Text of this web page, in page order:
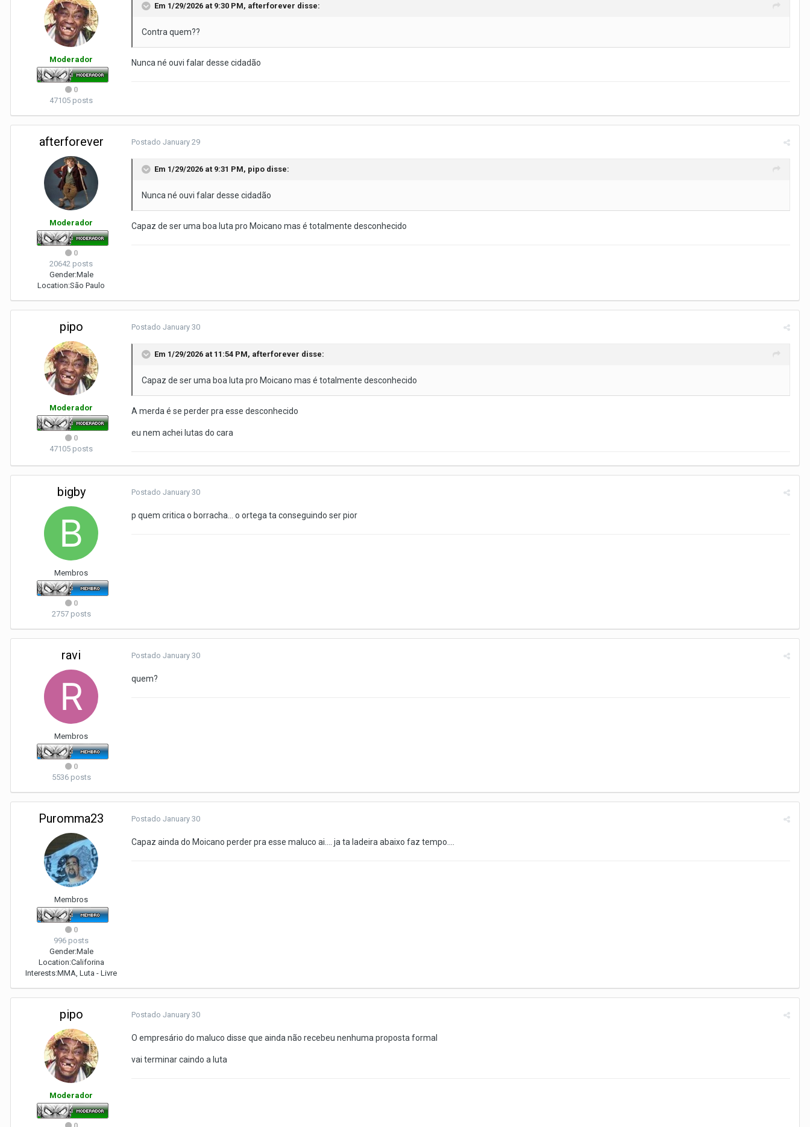
Moderador
0
47105 posts
Em 1/29/2026 at 9:30 PM, afterforever disse:
Contra quem??
Nunca né ouvi falar desse cidadão
afterforever
Moderador
0
20642 posts
Gender:Male
Location:São Paulo
Postado January 29
Em 1/29/2026 at 9:31 PM, pipo disse:
Nunca né ouvi falar desse cidadão
Capaz de ser uma boa luta pro Moicano mas é totalmente desconhecido
pipo
Moderador
0
47105 posts
Postado January 30
Em 1/29/2026 at 11:54 PM, afterforever disse:
Capaz de ser uma boa luta pro Moicano mas é totalmente desconhecido
A merda é se perder pra esse desconhecido
eu nem achei lutas do cara
bigby
Membros
0
2757 posts
Postado January 30
p quem critica o borracha... o ortega ta conseguindo ser pior
ravi
Membros
0
5536 posts
Postado January 30
quem?
Puromma23
Membros
0
996 posts
Gender:Male
Location:Califorina
Interests:MMA, Luta - Livre
Postado January 30
Capaz ainda do Moicano perder pra esse maluco ai.... ja ta ladeira abaixo faz tempo....
pipo
Moderador
Postado January 30
O empresário do maluco disse que ainda não recebeu nenhuma proposta formal
vai terminar caindo a luta